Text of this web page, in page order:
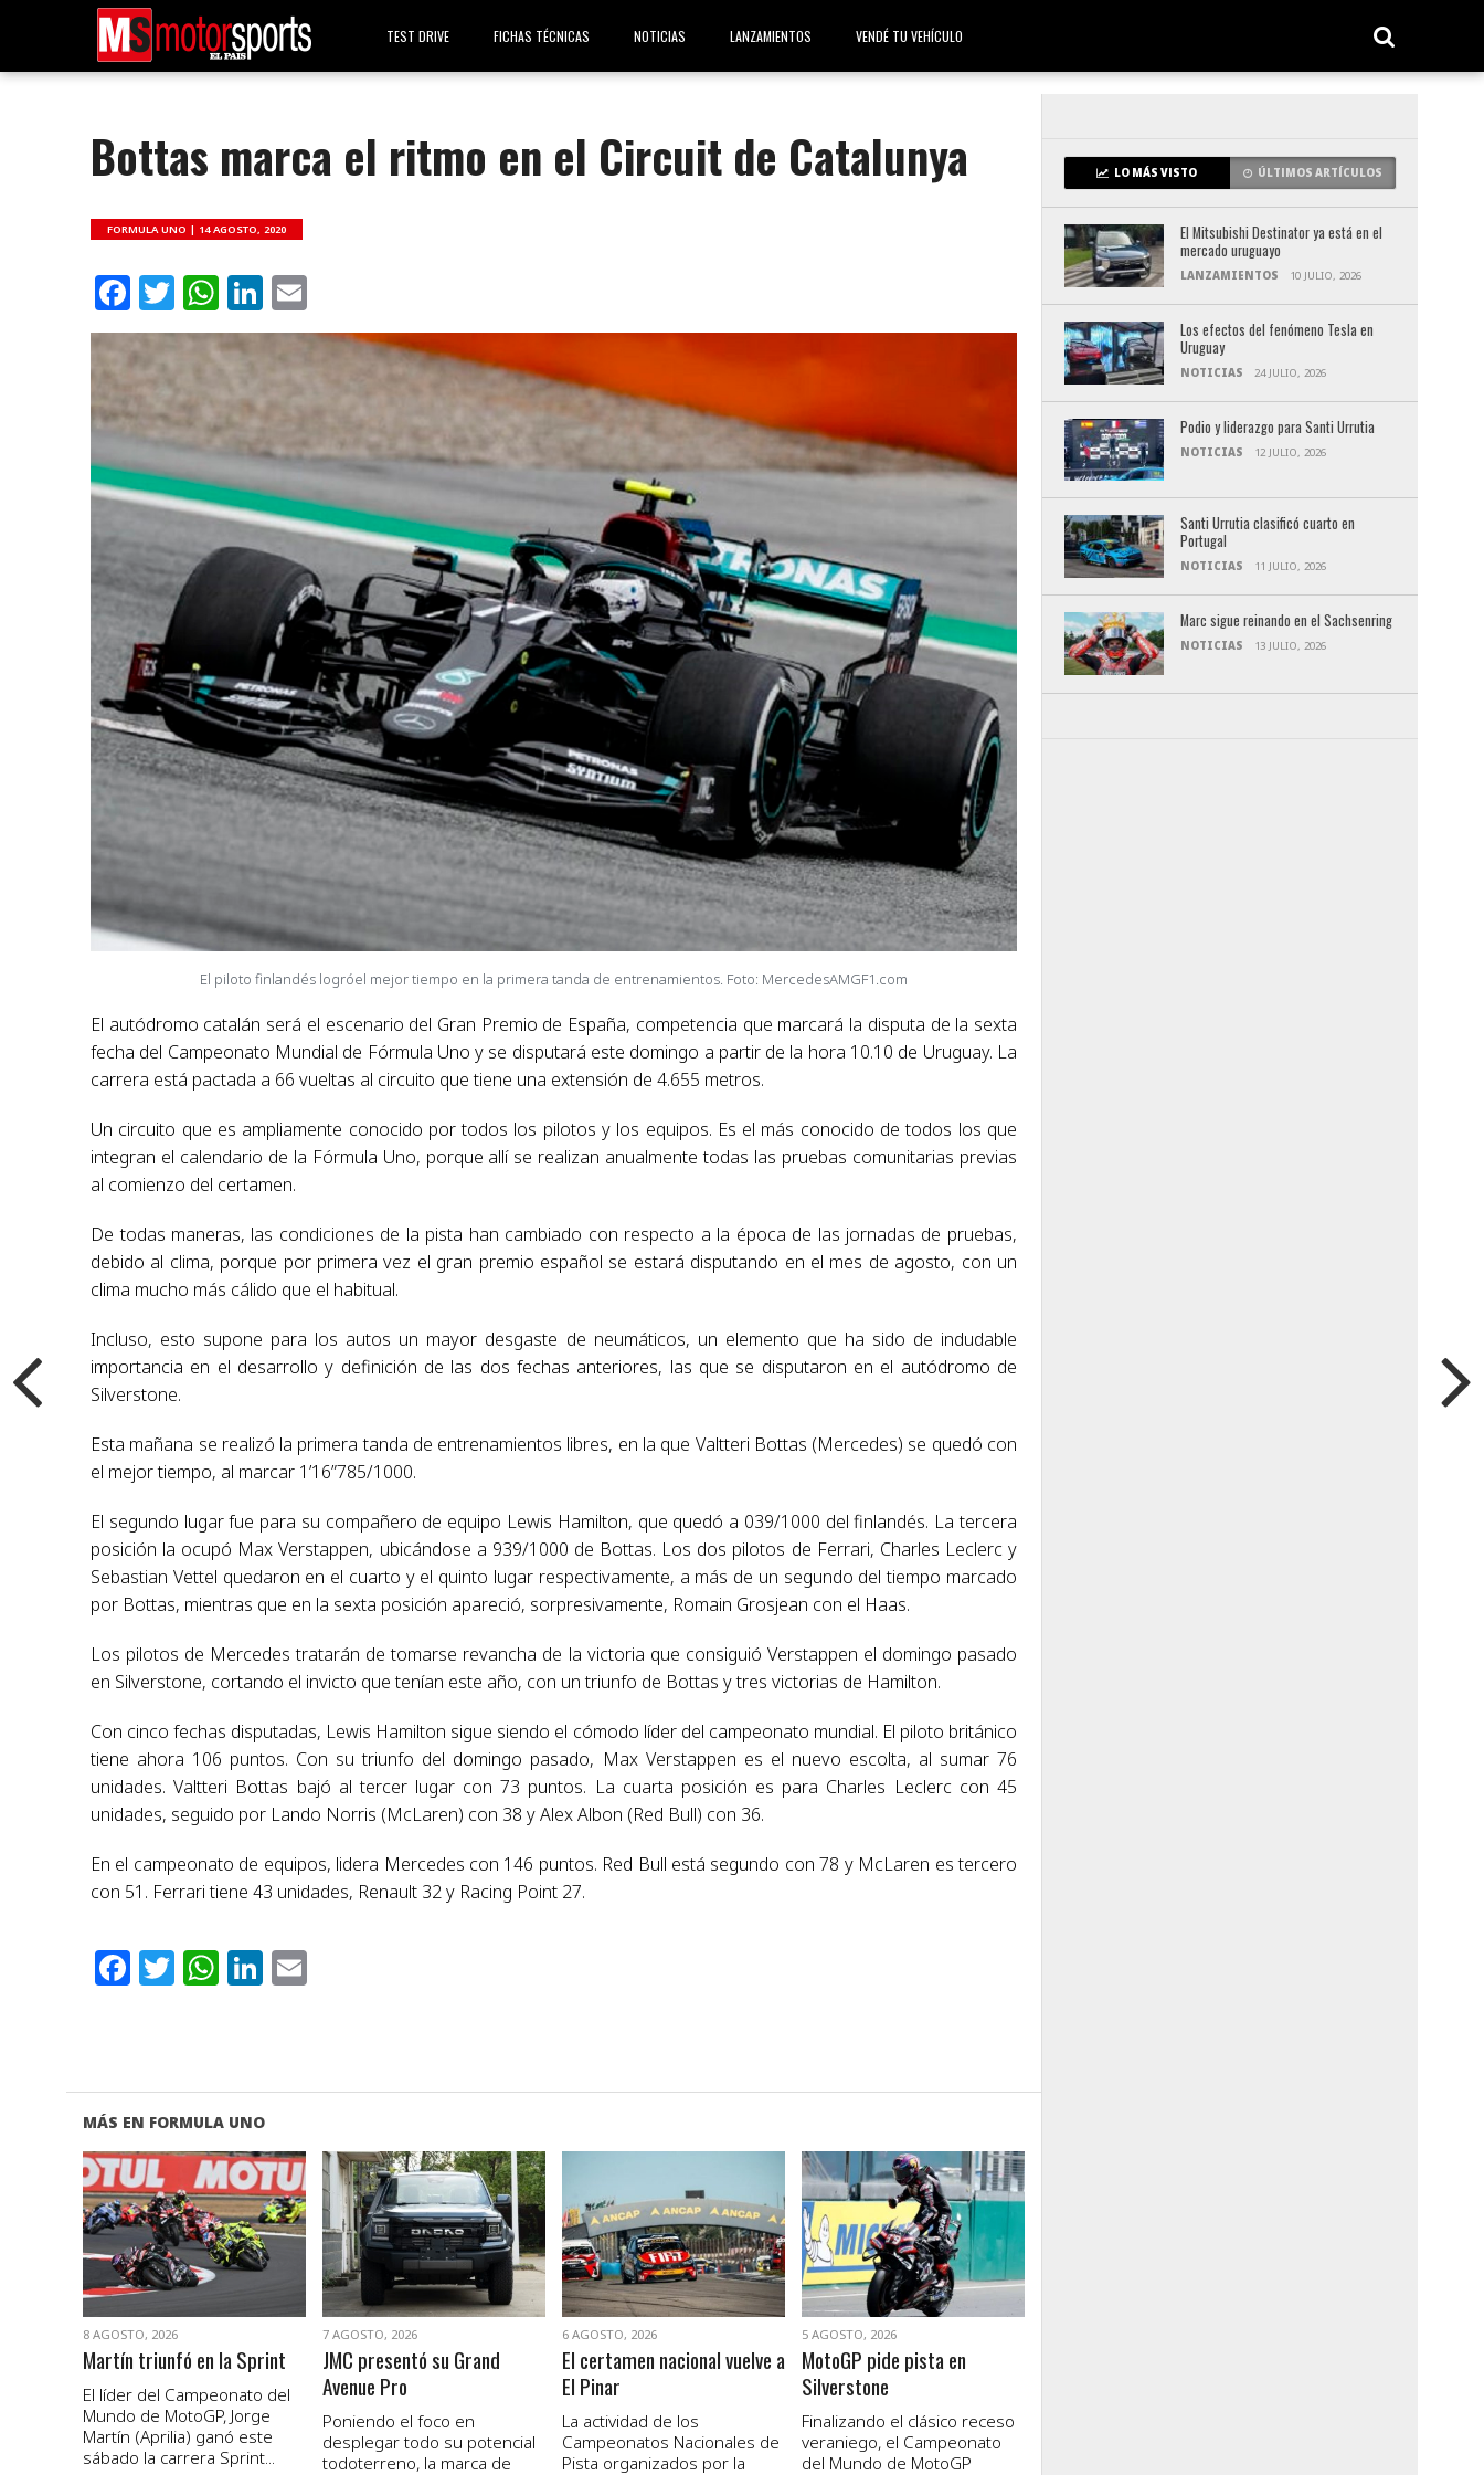
TEST DRIVE FICHAS TÉCNICAS NOTICIAS LANZAMIENTOS VENDÉ TU VEHÍCULO
Bottas marca el ritmo en el Circuit de Catalunya
FORMULA UNO | 14 AGOSTO, 2020
Facebook
Twitter
WhatsApp
LinkedIn
El piloto finlandés logróel mejor tiempo en la primera tanda de entrenamientos. Foto: MercedesAMGF1.com
El autódromo catalán será el escenario del Gran Premio de España, competencia que marcará la disputa de la sexta
fecha del Campeonato Mundial de Fórmula Uno y se disputará este domingo a partir de la hora 10.10 de Uruguay. La
carrera está pactada a 66 vueltas al circuito que tiene una extensión de 4.655 metros.
Un circuito que es ampliamente conocido por todos los pilotos y los equipos. Es el más conocido de todos los que
integran el calendario de la Fórmula Uno, porque allí se realizan anualmente todas las pruebas comunitarias previas
al comienzo del certamen.
De todas maneras, las condiciones de la pista han cambiado con respecto a la época de las jornadas de pruebas,
debido al clima, porque por primera vez el gran premio español se estará disputando en el mes de agosto, con un
clima mucho más cálido que el habitual.
Incluso, esto supone para los autos un mayor desgaste de neumáticos, un elemento que ha sido de indudable
importancia en el desarrollo y definición de las dos fechas anteriores, las que se disputaron en el autódromo de
Silverstone.
Esta mañana se realizó la primera tanda de entrenamientos libres, en la que Valtteri Bottas (Mercedes) se quedó con
el mejor tiempo, al marcar 1’16”785/1000.
El segundo lugar fue para su compañero de equipo Lewis Hamilton, que quedó a 039/1000 del finlandés. La tercera
posición la ocupó Max Verstappen, ubicándose a 939/1000 de Bottas. Los dos pilotos de Ferrari, Charles Leclerc y
Sebastian Vettel quedaron en el cuarto y el quinto lugar respectivamente, a más de un segundo del tiempo marcado
por Bottas, mientras que en la sexta posición apareció, sorpresivamente, Romain Grosjean con el Haas.
Los pilotos de Mercedes tratarán de tomarse revancha de la victoria que consiguió Verstappen el domingo pasado
en Silverstone, cortando el invicto que tenían este año, con un triunfo de Bottas y tres victorias de Hamilton.
Con cinco fechas disputadas, Lewis Hamilton sigue siendo el cómodo líder del campeonato mundial. El piloto británico
tiene ahora 106 puntos. Con su triunfo del domingo pasado, Max Verstappen es el nuevo escolta, al sumar 76
unidades. Valtteri Bottas bajó al tercer lugar con 73 puntos. La cuarta posición es para Charles Leclerc con 45
unidades, seguido por Lando Norris (McLaren) con 38 y Alex Albon (Red Bull) con 36.
En el campeonato de equipos, lidera Mercedes con 146 puntos. Red Bull está segundo con 78 y McLaren es tercero
con 51. Ferrari tiene 43 unidades, Renault 32 y Racing Point 27.
Facebook
Twitter
WhatsApp
LinkedIn
MÁS EN FORMULA UNO
VER NOTA
8 AGOSTO, 2026
Martín triunfó en la Sprint
El líder del Campeonato del
Mundo de MotoGP, Jorge
Martín (Aprilia) ganó este
sábado la carrera Sprint...
VER NOTA
7 AGOSTO, 2026
JMC presentó su Grand
Avenue Pro
Poniendo el foco en
desplegar todo su potencial
todoterreno, la marca de
VER NOTA
6 AGOSTO, 2026
El certamen nacional vuelve a
El Pinar
La actividad de los
Campeonatos Nacionales de
Pista organizados por la
VER NOTA
5 AGOSTO, 2026
MotoGP pide pista en
Silverstone
Finalizando el clásico receso
veraniego, el Campeonato
del Mundo de MotoGP
LO MÁS VISTO ÚLTIMOS ARTÍCULOS
El Mitsubishi Destinator ya está en el
mercado uruguayo
LANZAMIENTOS 10 JULIO, 2026
Los efectos del fenómeno Tesla en
Uruguay
NOTICIAS 24 JULIO, 2026
Podio y liderazgo para Santi Urrutia
NOTICIAS 12 JULIO, 2026
Santi Urrutia clasificó cuarto en
Portugal
NOTICIAS 11 JULIO, 2026
Marc sigue reinando en el Sachsenring
NOTICIAS 13 JULIO, 2026